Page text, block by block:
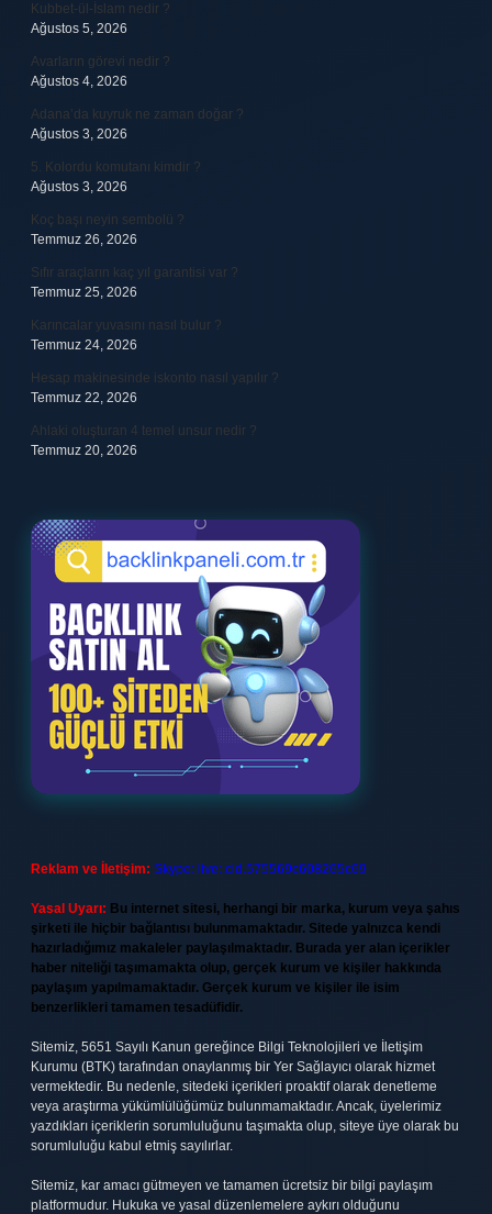
Kubbet-ül-İslam nedir ?
Ağustos 5, 2026
Avarların görevi nedir ?
Ağustos 4, 2026
Adana’da kuyruk ne zaman doğar ?
Ağustos 3, 2026
5. Kolordu komutanı kimdir ?
Ağustos 3, 2026
Koç başı neyin sembolü ?
Temmuz 26, 2026
Sıfır araçların kaç yıl garantisi var ?
Temmuz 25, 2026
Karıncalar yuvasını nasıl bulur ?
Temmuz 24, 2026
Hesap makinesinde iskonto nasıl yapılır ?
Temmuz 22, 2026
Ahlaki oluşturan 4 temel unsur nedir ?
Temmuz 20, 2026
Reklam ve İletişim: Skype: live:.cid.575569c608265c69
Yasal Uyarı: Bu internet sitesi, herhangi bir marka, kurum veya şahıs
şirketi ile hiçbir bağlantısı bulunmamaktadır. Sitede yalnızca kendi
hazırladığımız makaleler paylaşılmaktadır. Burada yer alan içerikler
haber niteliği taşımamakta olup, gerçek kurum ve kişiler hakkında
paylaşım yapılmamaktadır. Gerçek kurum ve kişiler ile isim
benzerlikleri tamamen tesadüfidir.
Sitemiz, 5651 Sayılı Kanun gereğince Bilgi Teknolojileri ve İletişim
Kurumu (BTK) tarafından onaylanmış bir Yer Sağlayıcı olarak hizmet
vermektedir. Bu nedenle, sitedeki içerikleri proaktif olarak denetleme
veya araştırma yükümlülüğümüz bulunmamaktadır. Ancak, üyelerimiz
yazdıkları içeriklerin sorumluluğunu taşımakta olup, siteye üye olarak bu
sorumluluğu kabul etmiş sayılırlar.
Sitemiz, kar amacı gütmeyen ve tamamen ücretsiz bir bilgi paylaşım
platformudur. Hukuka ve yasal düzenlemelere aykırı olduğunu